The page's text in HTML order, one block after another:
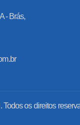
- Brás,
os direitos